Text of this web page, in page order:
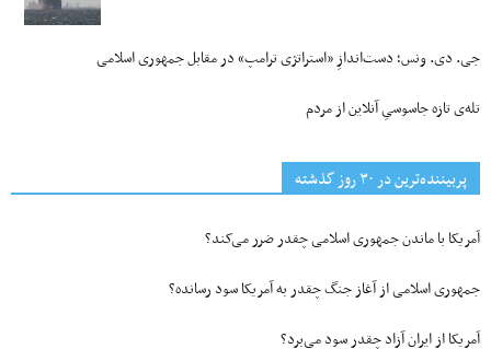
جی‌. دی. ونس؛ دست‌اندازِ «استراتژی ترامپ» در مقابل جمهوری اسلامی
تله‌ی تازه جاسوسیِ آنلاین از مردم
پربیننده‌ترین‌ در ۳۰ روز گذشته
آمریکا با ماندن جمهوری اسلامی چقدر ضرر می‌کند؟
جمهوری اسلامی از آغاز جنگ چقدر به آمریکا سود رسانده؟
آمریکا از ایران آزاد چقدر سود می‌برد؟